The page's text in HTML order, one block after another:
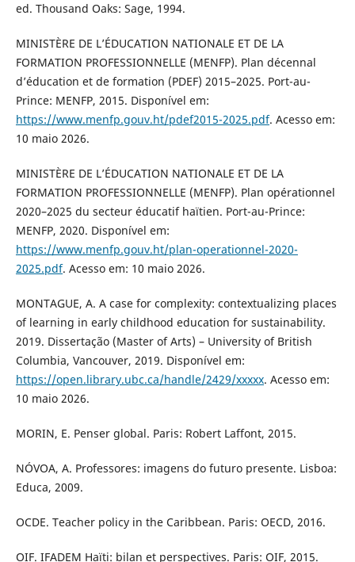
ed. Thousand Oaks: Sage, 1994.
MINISTÈRE DE L’ÉDUCATION NATIONALE ET DE LA
FORMATION PROFESSIONNELLE (MENFP). Plan décennal
d’éducation et de formation (PDEF) 2015–2025. Port-au-
Prince: MENFP, 2015. Disponível em:
https://www.menfp.gouv.ht/pdef2015-2025.pdf. Acesso em:
10 maio 2026.
MINISTÈRE DE L’ÉDUCATION NATIONALE ET DE LA
FORMATION PROFESSIONNELLE (MENFP). Plan opérationnel
2020–2025 du secteur éducatif haïtien. Port-au-Prince:
MENFP, 2020. Disponível em:
https://www.menfp.gouv.ht/plan-operationnel-2020-
2025.pdf. Acesso em: 10 maio 2026.
MONTAGUE, A. A case for complexity: contextualizing places
of learning in early childhood education for sustainability.
2019. Dissertação (Master of Arts) – University of British
Columbia, Vancouver, 2019. Disponível em:
https://open.library.ubc.ca/handle/2429/xxxxx. Acesso em:
10 maio 2026.
MORIN, E. Penser global. Paris: Robert Laffont, 2015.
NÓVOA, A. Professores: imagens do futuro presente. Lisboa:
Educa, 2009.
OCDE. Teacher policy in the Caribbean. Paris: OECD, 2016.
OIF. IFADEM Haïti: bilan et perspectives. Paris: OIF, 2015.